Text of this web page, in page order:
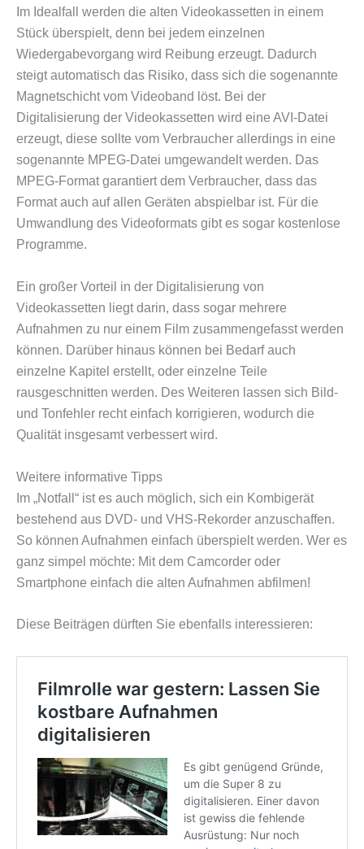
Im Idealfall werden die alten Videokassetten in einem
Stück überspielt, denn bei jedem einzelnen
Wiedergabevorgang wird Reibung erzeugt. Dadurch
steigt automatisch das Risiko, dass sich die sogenannte
Magnetschicht vom Videoband löst. Bei der
Digitalisierung der Videokassetten wird eine AVI-Datei
erzeugt, diese sollte vom Verbraucher allerdings in eine
sogenannte MPEG-Datei umgewandelt werden. Das
MPEG-Format garantiert dem Verbraucher, dass das
Format auch auf allen Geräten abspielbar ist. Für die
Umwandlung des Videoformats gibt es sogar kostenlose
Programme.
Ein großer Vorteil in der Digitalisierung von
Videokassetten liegt darin, dass sogar mehrere
Aufnahmen zu nur einem Film zusammengefasst werden
können. Darüber hinaus können bei Bedarf auch
einzelne Kapitel erstellt, oder einzelne Teile
rausgeschnitten werden. Des Weiteren lassen sich Bild-
und Tonfehler recht einfach korrigieren, wodurch die
Qualität insgesamt verbessert wird.
Weitere informative Tipps
Im „Notfall“ ist es auch möglich, sich ein Kombigerät
bestehend aus DVD- und VHS-Rekorder anzuschaffen.
So können Aufnahmen einfach überspielt werden. Wer es
ganz simpel möchte: Mit dem Camcorder oder
Smartphone einfach die alten Aufnahmen abfilmen!
Diese Beiträgen dürften Sie ebenfalls interessieren: